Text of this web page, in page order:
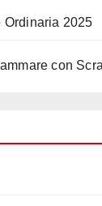
Ordinaria 2025
con